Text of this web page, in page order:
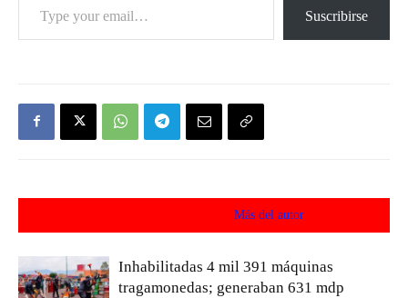
Suscribirse
Más del autor
Inhabilitadas 4 mil 391 máquinas
tragamonedas; generaban 631 mdp